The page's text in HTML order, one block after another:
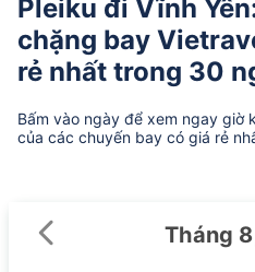
Pleiku đi Vĩnh
chặng bay
rẻ nhất trong 30
Bấm vào ngày để xem ngay giờ
của các chuyến bay có giá rẻ
Tháng